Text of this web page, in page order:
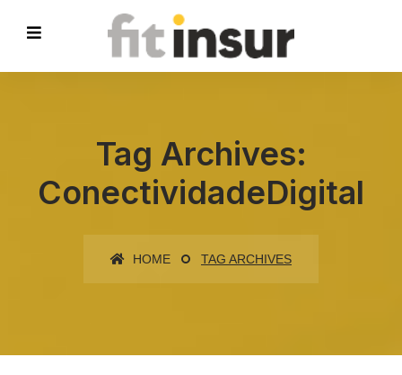
Tag Archives:
ConectividadeDigital
HOME TAG ARCHIVES